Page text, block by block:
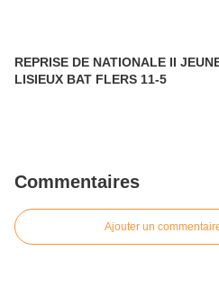
REPRISE DE NATIONALE II
LISIEUX BAT FLERS 11-5
Commentaires
Ajouter un